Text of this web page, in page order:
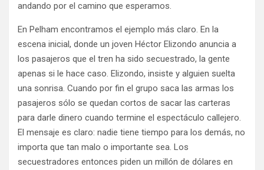
andando por el camino que esperamos.
En Pelham encontramos el ejemplo más claro. En la
escena inicial, donde un joven Héctor Elizondo anuncia a
los pasajeros que el tren ha sido secuestrado, la gente
apenas si le hace caso. Elizondo, insiste y alguien suelta
una sonrisa. Cuando por fin el grupo saca las armas los
pasajeros sólo se quedan cortos de sacar las carteras
para darle dinero cuando termine el espectáculo callejero.
El mensaje es claro: nadie tiene tiempo para los demás, no
importa que tan malo o importante sea. Los
secuestradores entonces piden un millón de dólares en